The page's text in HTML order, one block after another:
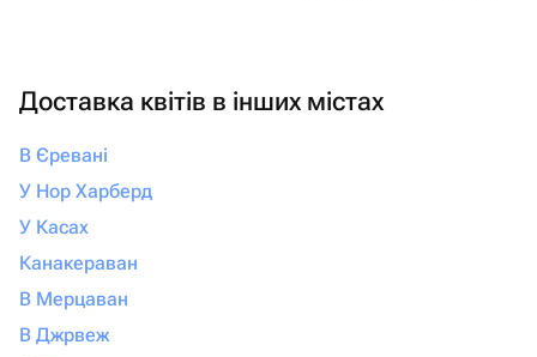
Доставка квітів в інших містах
В Єревані
У Нор Харберд
У Касах
Канакераван
В Мерцаван
В Джрвеж